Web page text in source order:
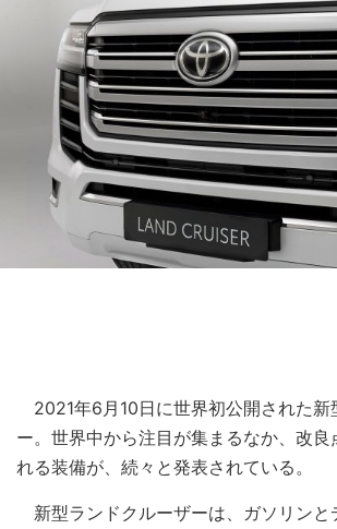
2021年6月10日に世界初公開された新
ー。世界中から注目が集まるなか、改良
れる装備が、続々と発表されている。
新型ランドクルーザーは、ガソリンと